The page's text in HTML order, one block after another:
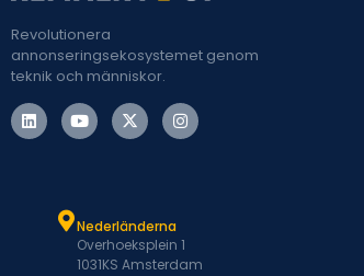
Revolutionera
annonseringsekosystemet genom
teknik och människor.
Nederländerna
Overhoeksplein 1
1031KS Amsterdam